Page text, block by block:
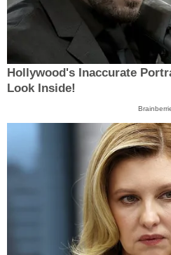
Hollywood's Inaccurate
Look Inside!